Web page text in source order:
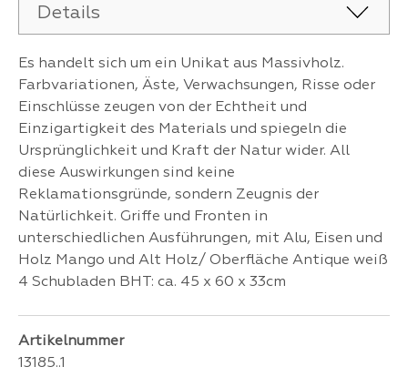
Details
Es handelt sich um ein Unikat aus Massivholz.
Farbvariationen, Äste, Verwachsungen, Risse oder
Einschlüsse zeugen von der Echtheit und
Einzigartigkeit des Materials und spiegeln die
Ursprünglichkeit und Kraft der Natur wider. All
diese Auswirkungen sind keine
Reklamationsgründe, sondern Zeugnis der
Natürlichkeit. Griffe und Fronten in
unterschiedlichen Ausführungen, mit Alu, Eisen und
Holz Mango und Alt Holz/ Oberfläche Antique weiß
4 Schubladen BHT: ca. 45 x 60 x 33cm
Artikelnummer
13185..1